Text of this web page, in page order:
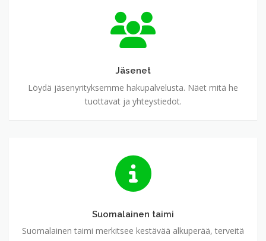
Jäsenet
Löydä jäsenyrityksemme hakupalvelusta. Näet mitä he
tuottavat ja yhteystiedot.
Suomalainen taimi
Suomalainen taimi merkitsee kestävää alkuperää, terveitä